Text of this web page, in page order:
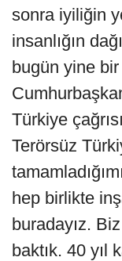
sonra iyiliğin
insanlığın
bugün yine bir
Türkiye
Terörsüz
hep birlikte
buradayız.
baktık. 40 yıl